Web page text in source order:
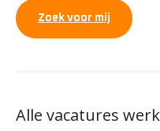
Zoek voor mij
Alle vacatures